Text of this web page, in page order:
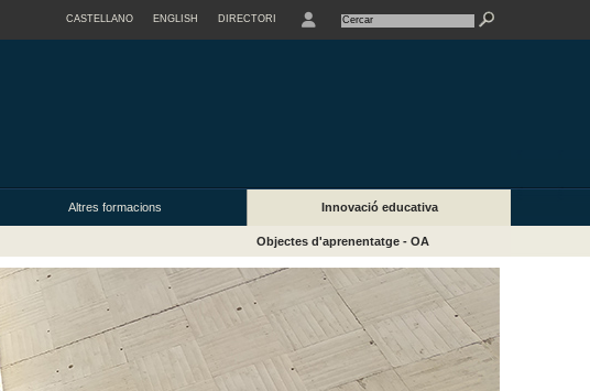
CASTELLANO ENGLISH DIRECTORI
Altres formacions Innovació educativa
Objectes d'aprenentatge - OA